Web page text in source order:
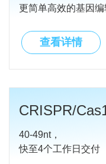
更简单高效的基因编
查看详情
CRISPR/
40-49nt，
快至4个工作日交付